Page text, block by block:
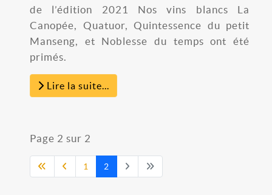
de l’édition 2021 Nos vins blancs La
Canopée, Quatuor, Quintessence du petit
Manseng, et Noblesse du temps ont été
primés.
Lire la suite...
Page 2 sur 2
1 2